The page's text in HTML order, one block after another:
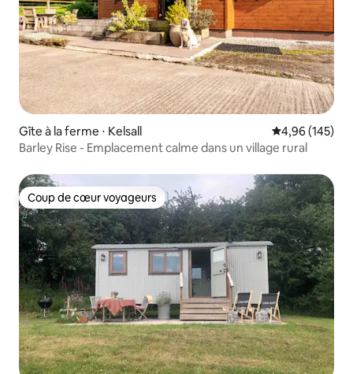
Gîte à la ferme ⋅ Kelsall Évaluation
4,96 (145)
Barley Rise - Emplacement calme dans un village rural
Coup de cœur voyageurs
Coup de cœur voyageurs